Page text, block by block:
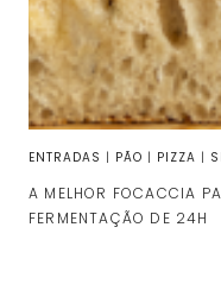
ENTRADAS | PÃO | PIZZA |
A MELHOR FOCACCIA
FERMENTAÇÃO DE 24H